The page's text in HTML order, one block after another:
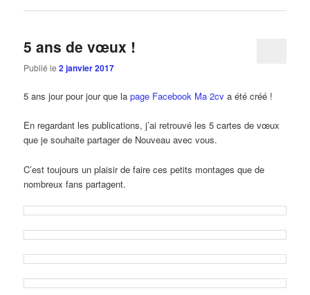
5 ans de vœux !
Publié le2 janvier 2017
5 ans jour pour jour que lapage Facebook Ma 2cv a été créé !
En regardant les publications, j’ai retrouvé les 5 cartes de vœux
que je souhaite partager de Nouveau avec vous.
C’est toujours un plaisir de faire ces petits montages que de
nombreux fans partagent.